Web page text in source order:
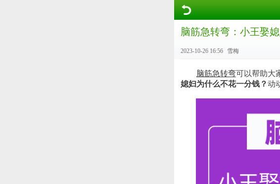
脑筋急转弯：小王娶
2023-10-26 16:56 雪梅
脑筋急转弯可以帮助大
媳妇为什么不花一分钱？动